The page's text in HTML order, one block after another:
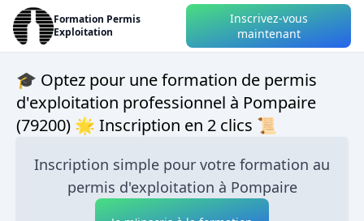
Formation Permis
Exploitation
Inscrivez-vous
maintenant
🎓 Optez pour une formation de permis
d'exploitation professionnel à Pompaire
(79200) 🌟 Inscription en 2 clics 📜
Inscription simple pour votre formation au
permis d'exploitation à Pompaire